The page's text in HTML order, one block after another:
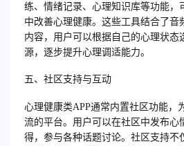
练、情绪记录、心理知识库等功能，
中改善心理健康。这些工具结合了音
内容，用户可以根据自己的心理状态
源，逐步提升心理调适能力。
五、社区支持与互动
心理健康类APP通常内置社区功能，
流的平台。用户可以在社区中发布心
得，参与各种话题讨论。社区支持不